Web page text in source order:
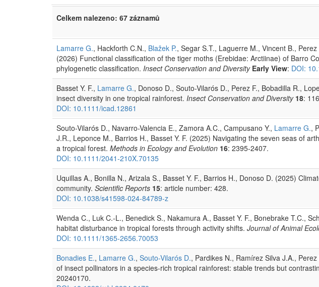
Celkem nalezeno: 67 záznamů
Lamarre G., Hackforth C.N., Blažek P., Segar S.T., Laguerre M., Vincent B.,
(2026) Functional classification of the tiger moths (Erebidae: Arctiinae) of Barro
phylogenetic classification. Insect Conservation and Diversity Early View: DOI:
Basset Y. F., Lamarre G., Donoso D., Souto-Vilarós D., Perez F., Bobadilla R.,
insect diversity in one tropical rainforest. Insect Conservation and Diversity 18:
DOI: 10.1111/icad.12861
Souto-Vilarós D., Navarro-Valencia E., Zamora A.C., Campusano Y., Lamarre G.,
J.R., Leponce M., Barrios H., Basset Y. F. (2025) Navigating the seven seas of
a tropical forest. Methods in Ecology and Evolution 16: 2395-2407.
DOI: 10.1111/2041-210X.70135
Uquillas A., Bonilla N., Arizala S., Basset Y. F., Barrios H., Donoso D. (2025)
community. Scientific Reports 15: article number: 428.
DOI: 10.1038/s41598-024-84789-z
Wenda C., Luk C.-L., Benedick S., Nakamura A., Basset Y. F., Bonebrake T.C.,
habitat disturbance in tropical forests through activity shifts. Journal of Animal
DOI: 10.1111/1365-2656.70053
Bonadies E., Lamarre G., Souto-Vilarós D., Pardikes N., Ramírez Silva J.A.,
of insect pollinators in a species-rich tropical rainforest: stable trends but
20240170.